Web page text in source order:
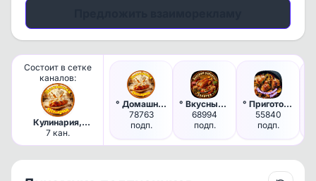
Состоит в сетке
каналов:
Кулинария,
рецепты
7 кан.
° Домашняя Пекарня °
78763
подп.
° Вкусные рецепты и Закатки °
68994
подп.
° Приготовлено Дома °
55840
подп.